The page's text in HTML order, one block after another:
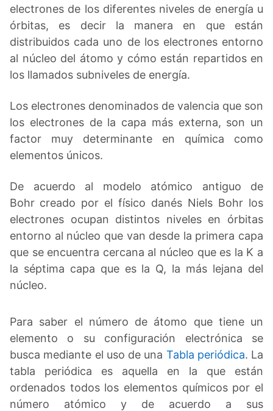
electrones de los diferentes niveles de energía u
órbitas, es decir la manera en que están
distribuidos cada uno de los electrones entorno
al núcleo del átomo y cómo están repartidos en
los llamados subniveles de energía.
Los electrones denominados de valencia que son
los electrones de la capa más externa, son un
factor muy determinante en química como
elementos únicos.
De acuerdo al modelo atómico antiguo de
Bohr creado por el físico danés Niels Bohr los
electrones ocupan distintos niveles en órbitas
entorno al núcleo que van desde la primera capa
que se encuentra cercana al núcleo que es la K a
la séptima capa que es la Q, la más lejana del
núcleo.
Para saber el número de átomo que tiene un
elemento o su configuración electrónica se
busca mediante el uso de una Tabla periódica. La
tabla periódica es aquella en la que están
ordenados todos los elementos químicos por el
número atómico y de acuerdo a sus